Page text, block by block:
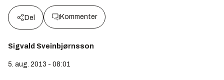
Del Kommenter
Sigvald Sveinbjørnsson
5. aug. 2013 - 08:01